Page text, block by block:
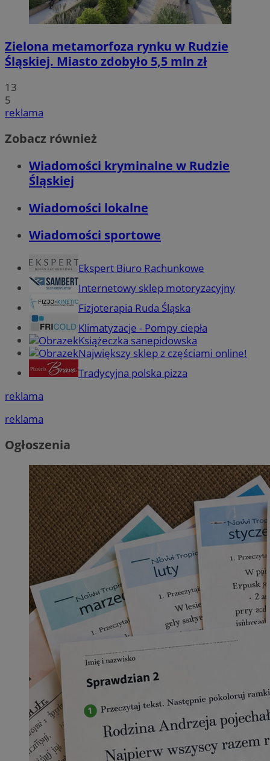
Zielona metamorfoza rynku w Rudzie
Śląskiej. Miasto zdobyło 5,5 mln zł
13
5
reklama
Zobacz również
Wiadomości kryminalne w Rudzie
Śląskiej
Wiadomości lokalne
Wiadomości sportowe
Ekspert Biuro Rachunkowe
Internetowy sklep motoryzacyjny
Fizjoterapia Ruda Śląska
Klimatyzacje - Pompy ciepła
Książeczka sanepidowska
Największy sklep z częściami online!
Tradycyjna polska pizza
reklama
reklama
Ogłoszenia